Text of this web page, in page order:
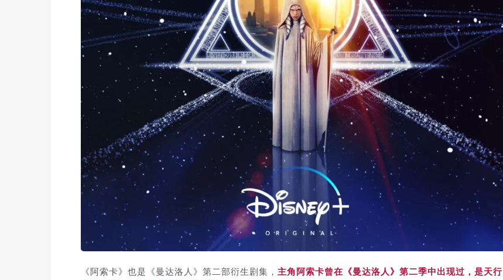
《阿索卡》也是《曼达洛人》第二部衍生剧集， 主角阿索卡曾在《曼达洛人》第二季中出现过，是天行